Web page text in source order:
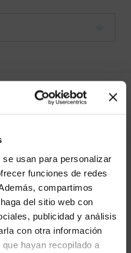
usan para personalizar
funciones de redes
compartimos
del sitio web con
publicidad y análisis
con otra información
hayan recopilado a
IN USA.
instead?